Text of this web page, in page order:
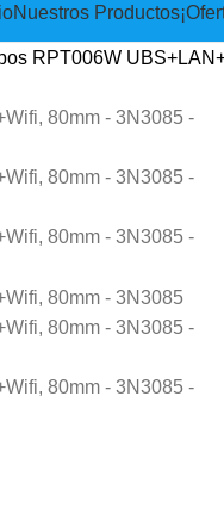
Nuestros Productos
RPT006W